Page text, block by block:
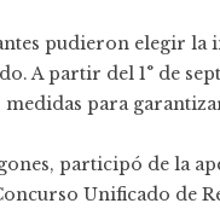
pudieron elegir la
A partir del 1° de
para
participó de la
Unificado de